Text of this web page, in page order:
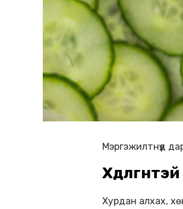
Мэргэжилтнүүд
Хурдан алхах,